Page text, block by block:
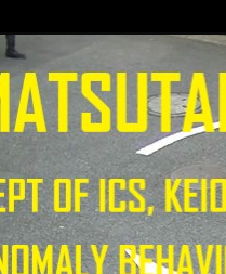
Matsutani
Department of